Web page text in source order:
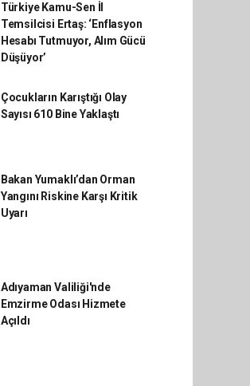
Türkiye Kamu-Sen İl
Temsilcisi Ertaş: ‘Enflasyon
Hesabı Tutmuyor, Alım Gücü
Düşüyor’
Çocukların Karıştığı Olay
Sayısı 610 Bine Yaklaştı
Bakan Yumaklı’dan Orman
Yangını Riskine Karşı Kritik
Uyarı
Adıyaman Valiliği'nde
Emzirme Odası Hizmete
Açıldı